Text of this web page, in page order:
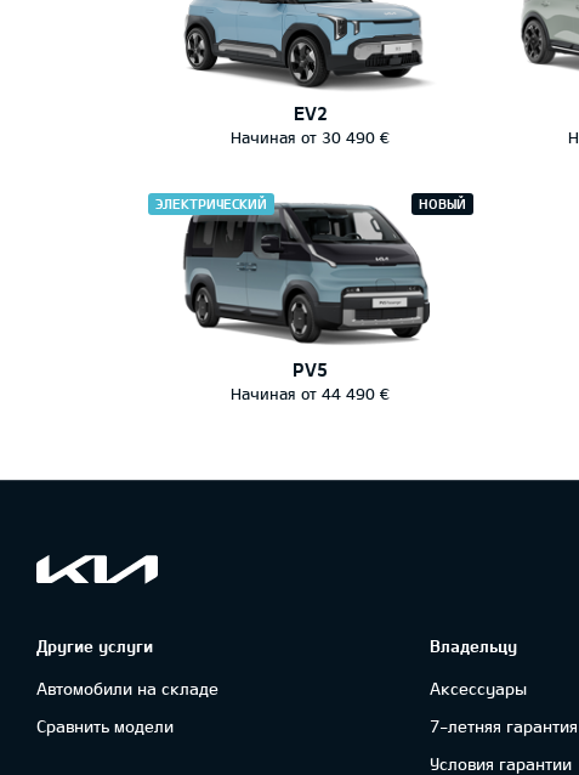
EV2
Начиная от 30 490 €
PV5
ЭЛЕКТРИЧЕСКИЙ НОВЫЙ
Начиная от 44 490 €
Другие услуги
Автомобили на складе
Сравнить модели
Владельцу
Аксессуары
7-летняя гарантия
Условия гарантии